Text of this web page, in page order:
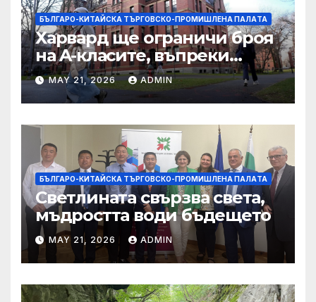
БЪЛГАРО-КИТАЙСКА ТЪРГОВСКО-ПРОМИШЛЕНА ПАЛAТА
Харвард ще ограничи броя
на A-класите, въпреки
силната съпротива на
студентите
MAY 21, 2026 ADMIN
БЪЛГАРО-КИТАЙСКА ТЪРГОВСКО-ПРОМИШЛЕНА ПАЛAТА
Светлината свързва света,
мъдростта води бъдещето
MAY 21, 2026 ADMIN